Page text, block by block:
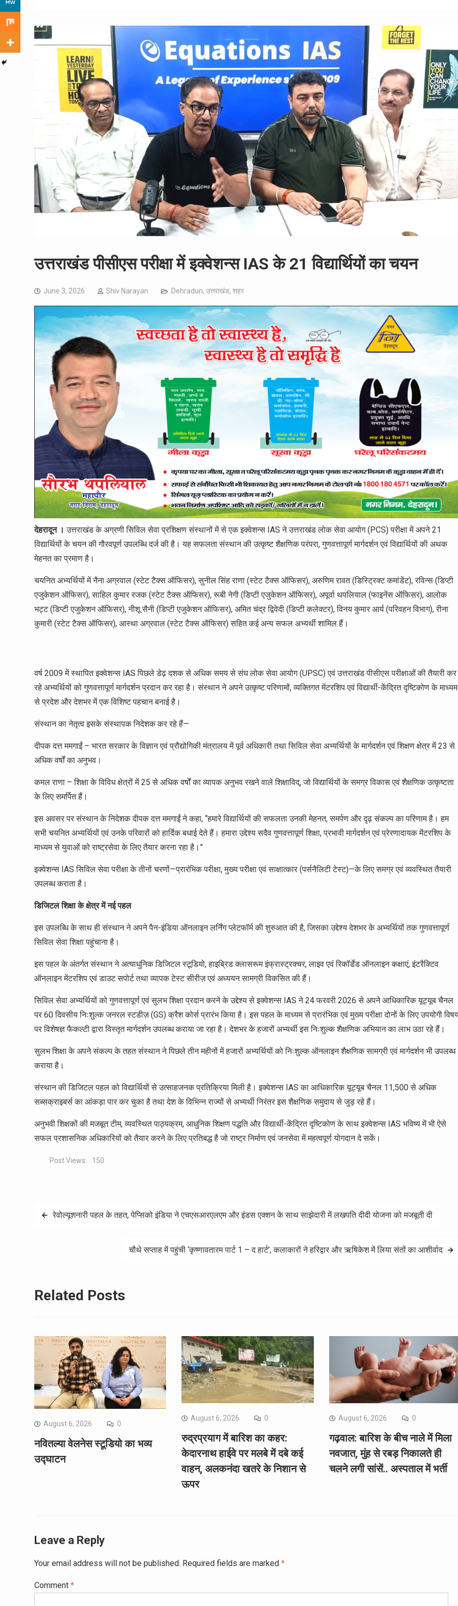
उत्तराखंड पीसीएस परीक्षा में इक्वेशन्स IAS के 21 विद्यार्थियों का चयन
June 3, 2026 Shiv Narayan Dehradun, उत्तराखंड, शहर
देहरादून । उत्तराखंड के अग्रणी सिविल सेवा प्रशिक्षण संस्थानों में से एक इक्वेशन्स IAS ने उत्तराखंड लोक सेवा आयोग (PCS) परीक्षा में अपने 21
विद्यार्थियों के चयन की गौरवपूर्ण उपलब्धि दर्ज की है। यह सफलता संस्थान की उत्कृष्ट शैक्षणिक परंपरा, गुणवत्तापूर्ण मार्गदर्शन एवं विद्यार्थियों की अथक
मेहनत का प्रमाण है।
चयनित अभ्यर्थियों में नैना अग्रवाल (स्टेट टैक्स ऑफिसर), सुनील सिंह राणा (स्टेट टैक्स ऑफिसर), अरुणिम रावत (डिस्ट्रिक्ट कमांडेंट), रविन्स (डिप्टी
एजुकेशन ऑफिसर), साहिल कुमार रजक (स्टेट टैक्स ऑफिसर), रूबी नेगी (डिप्टी एजुकेशन ऑफिसर), अपूर्वा थपलियाल (फाइनेंस ऑफिसर), आलोक
भट्ट (डिप्टी एजुकेशन ऑफिसर), नीशू सैनी (डिप्टी एजुकेशन ऑफिसर), अमित चंद्र द्विवेदी (डिप्टी कलेक्टर), विनय कुमार आर्य (परिवहन विभाग), रीना
कुमारी (स्टेट टैक्स ऑफिसर), आस्था अग्रवाल (स्टेट टैक्स ऑफिसर) सहित कई अन्य सफल अभ्यर्थी शामिल हैं।
वर्ष 2009 में स्थापित इक्वेशन्स IAS पिछले डेढ़ दशक से अधिक समय से संघ लोक सेवा आयोग (UPSC) एवं उत्तराखंड पीसीएस परीक्षाओं की तैयारी कर
रहे अभ्यर्थियों को गुणवत्तापूर्ण मार्गदर्शन प्रदान कर रहा है। संस्थान ने अपने उत्कृष्ट परिणामों, व्यक्तिगत मेंटरशिप एवं विद्यार्थी-केंद्रित दृष्टिकोण के माध्यम
से प्रदेश और देशभर में एक विशिष्ट पहचान बनाई है।
संस्थान का नेतृत्व इसके संस्थापक निदेशक कर रहे हैं—
दीपक दत्त ममगाईं – भारत सरकार के विज्ञान एवं प्रौद्योगिकी मंत्रालय में पूर्व अधिकारी तथा सिविल सेवा अभ्यर्थियों के मार्गदर्शन एवं शिक्षण क्षेत्र में 23 से
अधिक वर्षों का अनुभव।
कमल राणा – शिक्षा के विविध क्षेत्रों में 25 से अधिक वर्षों का व्यापक अनुभव रखने वाले शिक्षाविद्, जो विद्यार्थियों के समग्र विकास एवं शैक्षणिक उत्कृष्टता
के लिए समर्पित हैं।
इस अवसर पर संस्थान के निदेशक दीपक दत्त ममगाईं ने कहा, “हमारे विद्यार्थियों की सफलता उनकी मेहनत, समर्पण और दृढ़ संकल्प का परिणाम है। हम
सभी चयनित अभ्यर्थियों एवं उनके परिवारों को हार्दिक बधाई देते हैं। हमारा उद्देश्य सदैव गुणवत्तापूर्ण शिक्षा, प्रभावी मार्गदर्शन एवं प्रेरणादायक मेंटरशिप के
माध्यम से युवाओं को राष्ट्रसेवा के लिए तैयार करना रहा है।”
इक्वेशन्स IAS सिविल सेवा परीक्षा के तीनों चरणों—प्रारंभिक परीक्षा, मुख्य परीक्षा एवं साक्षात्कार (पर्सनैलिटी टेस्ट)—के लिए समग्र एवं व्यवस्थित तैयारी
उपलब्ध कराता है।
डिजिटल शिक्षा के क्षेत्र में नई पहल
इस उपलब्धि के साथ ही संस्थान ने अपने पैन-इंडिया ऑनलाइन लर्निंग प्लेटफॉर्म की शुरुआत की है, जिसका उद्देश्य देशभर के अभ्यर्थियों तक गुणवत्तापूर्ण
सिविल सेवा शिक्षा पहुंचाना है।
इस पहल के अंतर्गत संस्थान ने अत्याधुनिक डिजिटल स्टूडियो, हाइब्रिड क्लासरूम इंफ्रास्ट्रक्चर, लाइव एवं रिकॉर्डेड ऑनलाइन कक्षाएं, इंटरैक्टिव
ऑनलाइन मेंटरशिप एवं डाउट सपोर्ट तथा व्यापक टेस्ट सीरीज़ एवं अध्ययन सामग्री विकसित की हैं।
सिविल सेवा अभ्यर्थियों को गुणवत्तापूर्ण एवं सुलभ शिक्षा प्रदान करने के उद्देश्य से इक्वेशन्स IAS ने 24 फरवरी 2026 से अपने आधिकारिक यूट्यूब चैनल
पर 60 दिवसीय निःशुल्क जनरल स्टडीज़ (GS) क्रैश कोर्स प्रारंभ किया है। इस पहल के माध्यम से प्रारंभिक एवं मुख्य परीक्षा दोनों के लिए उपयोगी
पर विशेषज्ञ फैकल्टी द्वारा विस्तृत मार्गदर्शन उपलब्ध कराया जा रहा है। देशभर के हजारों अभ्यर्थी इस निःशुल्क शैक्षणिक अभियान का लाभ उठा रहे हैं।
सुलभ शिक्षा के अपने संकल्प के तहत संस्थान ने पिछले तीन महीनों में हजारों अभ्यर्थियों को निःशुल्क ऑनलाइन शैक्षणिक सामग्री एवं मार्गदर्शन भी उपलब्ध
कराया है।
संस्थान की डिजिटल पहल को विद्यार्थियों से उत्साहजनक प्रतिक्रिया मिली है। इक्वेशन्स IAS का आधिकारिक यूट्यूब चैनल 11,500 से अधिक
सब्सक्राइबर्स का आंकड़ा पार कर चुका है तथा देश के विभिन्न राज्यों से अभ्यर्थी निरंतर इस शैक्षणिक समुदाय से जुड़ रहे हैं।
अनुभवी शिक्षकों की मजबूत टीम, व्यवस्थित पाठ्यक्रम, आधुनिक शिक्षण पद्धति और विद्यार्थी-केंद्रित दृष्टिकोण के साथ इक्वेशन्स IAS भविष्य में भी ऐसे
सफल प्रशासनिक अधिकारियों को तैयार करने के लिए प्रतिबद्ध है जो राष्ट्र निर्माण एवं जनसेवा में महत्वपूर्ण योगदान दे सकें।
Post Views: 150
Postरेवोल्यूशनारी पहल के तहत, पेप्सिको इंडिया ने एचएसआरएलएम और इंडस एक्शन के साथ साझेदारी में लखपति दीदी योजना को मजबूती दी
चौथे सप्ताह में पहुंची ‘कृष्णावतारम पार्ट 1 – द हार्ट’, कलाकारों ने हरिद्वार और ऋषिकेश में लिया संतों का आशीर्वाद
Related Posts
August 6, 2026 0
नवितल्या वेलनेस स्टूडियो का भव्य
उद्घाटन
August 6, 2026 0
रुद्रप्रयाग में बारिश का कहर:
केदारनाथ हाईवे पर मलबे में दबे कई
वाहन, अलकनंदा खतरे के निशान से
ऊपर
August 6, 2026 0
गढ़वाल: बारिश के बीच नाले में मिला
नवजात, मुंह से रबड़ निकालते ही
चलने लगी सांसें.. अस्पताल में भर्ती
Leave a Reply
Your email address will not be published. Required fields are marked *
Comment *